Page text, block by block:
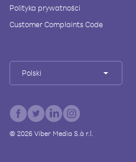
Polityka prywatności
Customer Complaints Code
Polski
© 2026Viber Media S.à r.l.